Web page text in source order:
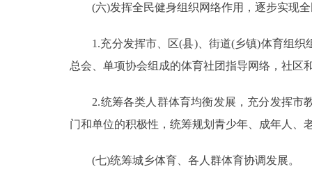
(六)发挥全民健身组织网络作用，逐步实现全
1.充分发挥市、区(县)、街道(乡镇)体育组织
总会、单项协会组成的体育社团指导网络，社区
2.统筹各类人群体育均衡发展，充分发挥市教
门和单位的积极性，统筹规划青少年、成年人、
(七)统筹城乡体育、各人群体育协调发展。